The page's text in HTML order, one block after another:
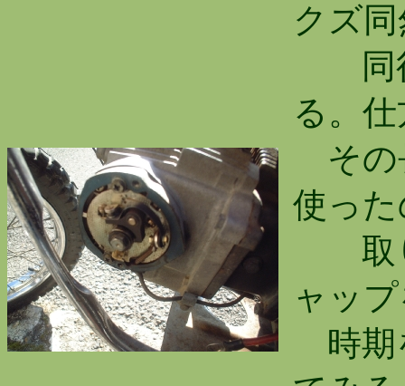
クズ
同径
る。
その
使っ
取り
ャッ
時期